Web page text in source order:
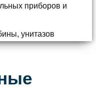
приборов и
унитазов